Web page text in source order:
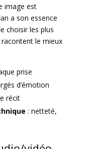
image est
a son essence
choisir les plus
le mieux
prise
d’émotion
récit
: netteté,